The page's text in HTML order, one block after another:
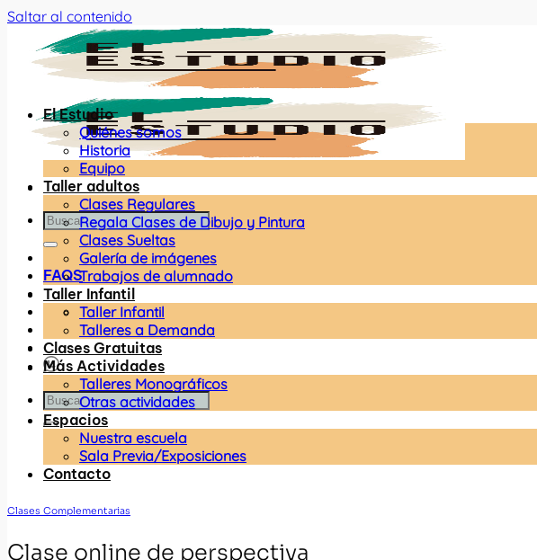
Saltar al contenido
FAQS
El Estudio
Quiénes somos
Historia
Equipo
Taller adultos
Clases Regulares
Regala Clases de Dibujo y Pintura
Clases Sueltas
Galería de imágenes
Trabajos de alumnado
Taller Infantil
Taller Infantil
Talleres a Demanda
Clases Gratuitas
Más Actividades
Talleres Monográficos
Otras actividades
Espacios
Nuestra escuela
Sala Previa/Exposiciones
Contacto
Clases Complementarias
Clase online de perspectiva